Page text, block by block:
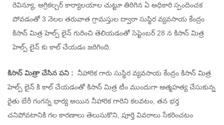
రెవిన్యూ, అగ్రికల్చర్ కార్యాలయాల చుట్టూ తిరిగిన ఏ అధికారి స్పందించక
పోవడంతో 3 నెలల తరువాత గ్రామస్తుల ద్వారా సుస్థిర వ్యవసాయ కేంద్రం
కిసాన్ మిత్ర హెల్ప్ లైన్ గురించి తెలియడంతో సెప్టెంబర్ 28 న కిసాన్ మిత్ర
హెల్ప్ లైన్ కు కాల్ చేయడం జరిగింది.
కిసాన్ మిత్రా చేసిన పని : నీహారిక గారు సుస్థిర వ్యవసాయ కేంద్రం కిసాన్ మిత్ర
హెల్ప్ లైన్ కి కాల్ చేయడంతో కిసాన్ మిత్ర టీం ముందుగా ఆత్మహత్య చేసుకున్న
రైతు బేరీ గంగన్న భార్య అయిన నీహారిక గారిని కలవటం, తన భర్త
చనిపోవటానికి గల కారణాలు తెలుసుకొని, పూర్తి వివరాలు సేకరించటం